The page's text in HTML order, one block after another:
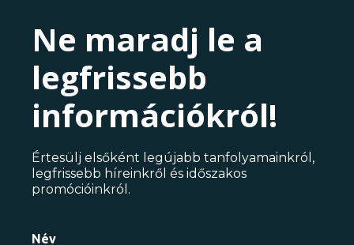
Ne maradj le a
legfrissebb
információkról!
Értesülj elsőként legújabb tanfolyamainkról,
legfrissebb híreinkről és időszakos
promócióinkról.